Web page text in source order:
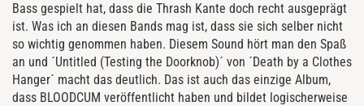
Bass gespielt hat, dass die Thrash Kante doch recht ausgeprägt
ist. Was ich an diesen Bands mag ist, dass sie sich selber nicht
so wichtig genommen haben. Diesem Sound hört man den Spaß
an und ´Untitled (Testing the Doorknob)´ von ´Death by a Clothes
Hanger´ macht das deutlich. Das ist auch das einzige Album,
dass BLOODCUM veröffentlicht haben und bildet logischerweise